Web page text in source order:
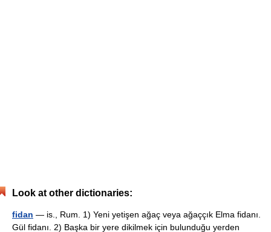
Look at other dictionaries:
fidan — is., Rum. 1) Yeni yetişen ağaç veya ağaççık Elma fidanı.
Gül fidanı. 2) Başka bir yere dikilmek için bulunduğu yerden